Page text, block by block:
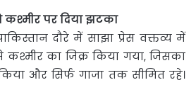
पर दिया झटका
दौरे में साझा प्रेस वक्तव्य में
का जिक्र किया गया, जिसका
और सिर्फ गाजा तक सीमित रहे।